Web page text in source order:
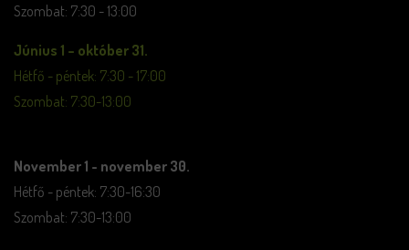
Szombat: 7:30 - 13:00
Június 1 – október 31.
Hétfő - péntek: 7:30 - 17:00
Szombat: 7:30-13:00
November 1 - november 30.
Hétfő - péntek: 7:30-16:30
Szombat: 7:30-13:00